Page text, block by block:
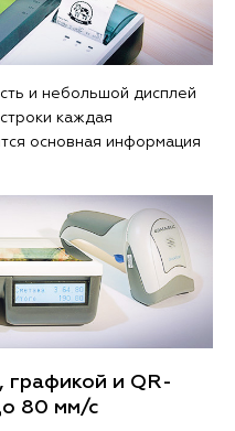
и небольшой дисплей
каждая
основная информация
графикой и QR-
80 мм/с